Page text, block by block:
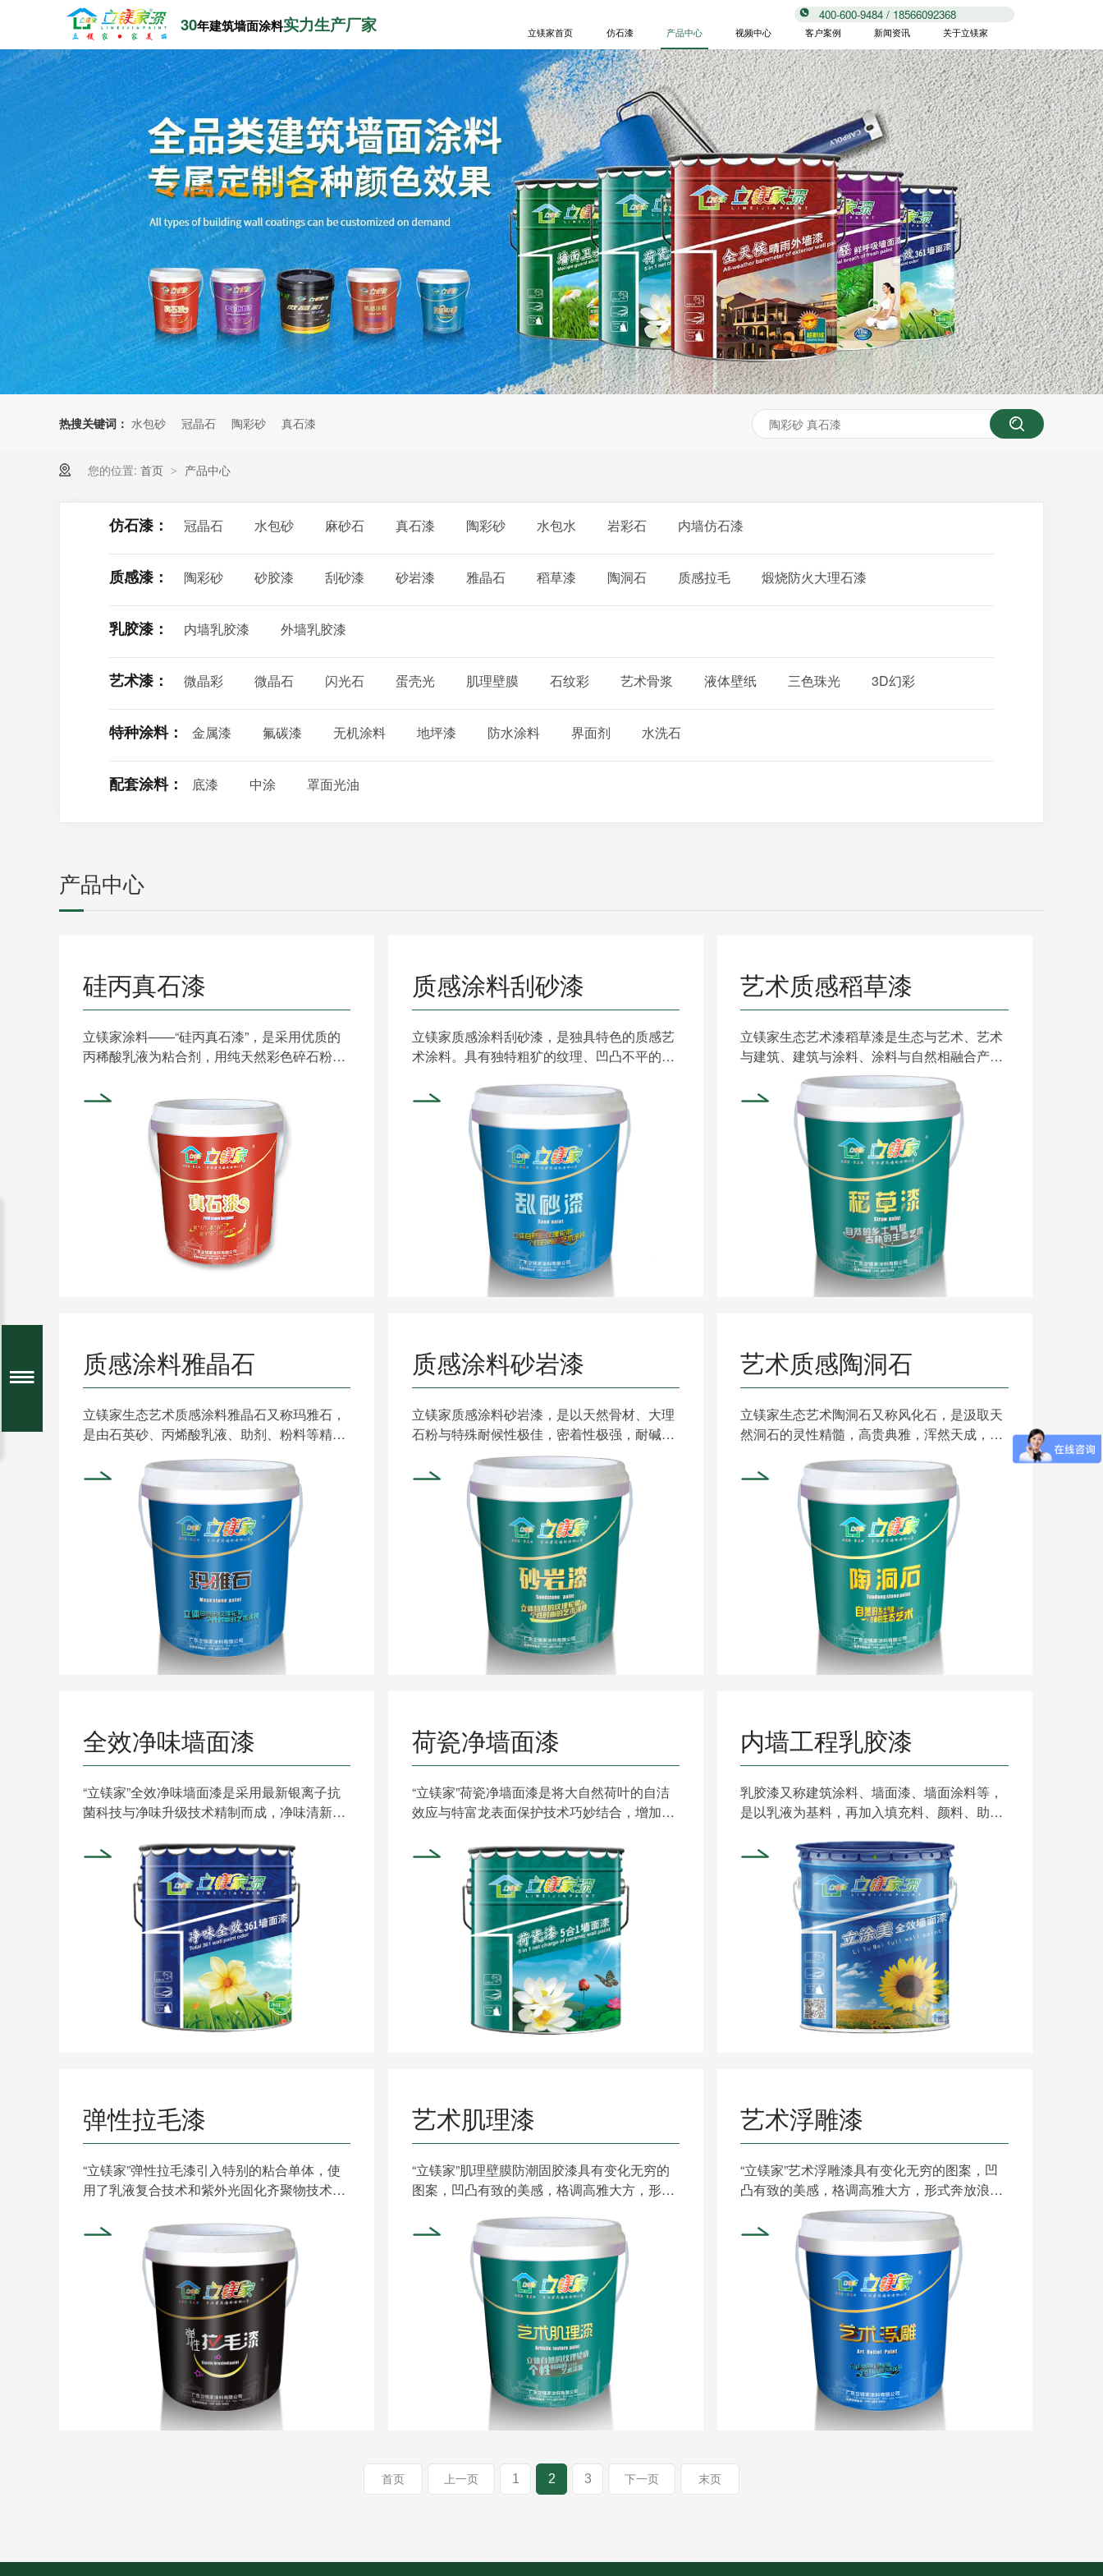
30年建筑墙面涂料实力生产厂家 400-600-9484 / 18566092368
立镁家首页 仿石漆 产品中心 视频中心 客户案例 新闻资讯 关于立镁家
热搜关键词： 水包砂 冠晶石 陶彩砂 真石漆
您的位置: 首页 > 产品中心
仿石漆： 冠晶石 水包砂 麻砂石 真石漆 陶彩砂 水包水 岩彩石 内墙仿石漆
质感漆： 陶彩砂 砂胶漆 刮砂漆 砂岩漆 雅晶石 稻草漆 陶洞石 质感拉毛 煅烧防火大理石漆
乳胶漆： 内墙乳胶漆 外墙乳胶漆
艺术漆： 微晶彩 微晶石 闪光石 蛋壳光 肌理壁膜 石纹彩 艺术骨浆 液体壁纸 三色珠光 3D幻彩
特种涂料： 金属漆 氟碳漆 无机涂料 地坪漆 防水涂料 界面剂 水洗石
配套涂料： 底漆 中涂 罩面光油
产品中心
硅丙真石漆
立镁家涂料——“硅丙真石漆”，是采用优质的
丙稀酸乳液为粘合剂，用纯天然彩色碎石粉，
质感涂料刮砂漆
立镁家质感涂料刮砂漆，是独具特色的质感艺
术涂料。具有独特粗犷的纹理、凹凸不平的质
艺术质感稻草漆
立镁家生态艺术漆稻草漆是生态与艺术、艺术
与建筑、建筑与涂料、涂料与自然相融合产生
的一种古朴、温馨、原......
质感涂料雅晶石
立镁家生态艺术质感涂料雅晶石又称玛雅石，
是由石英砂、丙烯酸乳液、助剂、粉料等精制
质感涂料砂岩漆
立镁家质感涂料砂岩漆，是以天然骨材、大理
石粉与特殊耐候性极佳，密着性极强，耐碱特
优的“ACRYLIC......
艺术质感陶洞石
立镁家生态艺术陶洞石又称风化石，是汲取天
然洞石的灵性精髓，高贵典雅，浑然天成，纹
全效净味墙面漆
“立镁家”全效净味墙面漆是采用最新银离子抗
菌科技与净味升级技术精制而成，净味清新，
荷瓷净墙面漆
“立镁家”荷瓷净墙面漆是将大自然荷叶的自洁
效应与特富龙表面保护技术巧妙结合，增加漆
内墙工程乳胶漆
乳胶漆又称建筑涂料、墙面漆、墙面涂料等，
是以乳液为基料，再加入填充料、颜料、助
弹性拉毛漆
“立镁家”弹性拉毛漆引入特别的粘合单体，使
用了乳液复合技术和紫外光固化齐聚物技术，
艺术肌理漆
“立镁家”肌理壁膜防潮固胶漆具有变化无穷的
图案，凹凸有致的美感，格调高雅大方，形式
艺术浮雕漆
“立镁家”艺术浮雕漆具有变化无穷的图案，凹
凸有致的美感，格调高雅大方，形式奔放浪
漫，自由选择的个性搭......
首页 上一页 1 2 3 下一页 末页